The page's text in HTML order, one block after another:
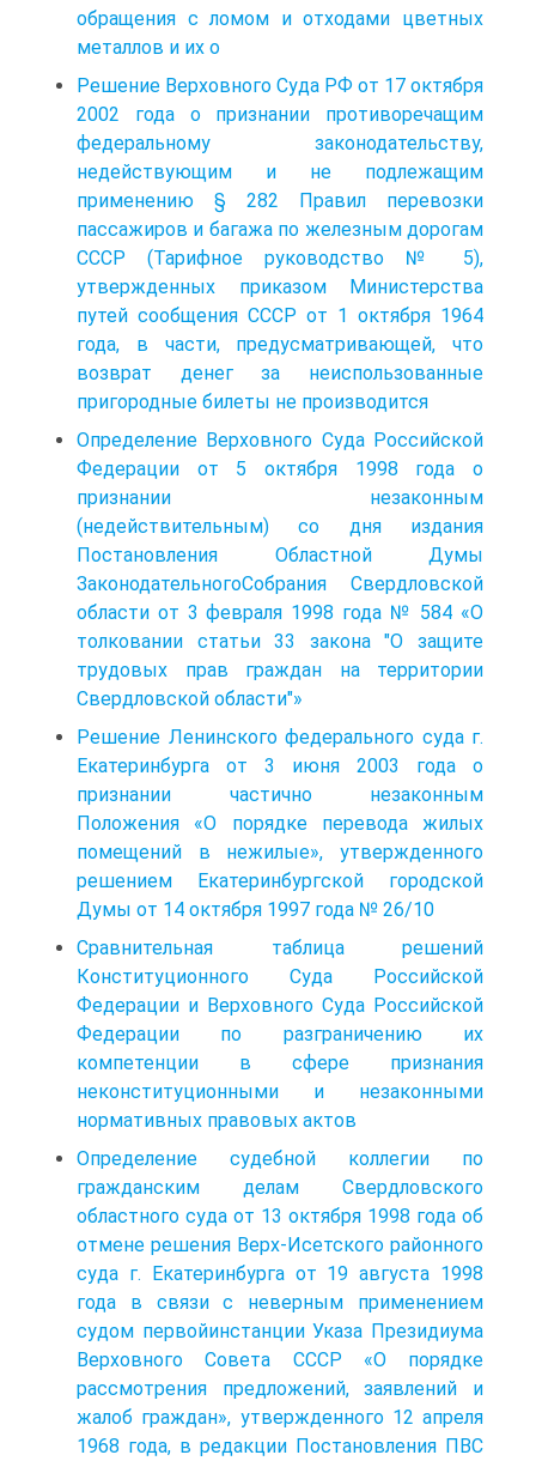
обращения с ломом и отходами цветных
металлов и их о
Решение Верховного Суда РФ от 17 октября
2002 года о признании противоречащим
федеральному законодательству,
недействующим и не подлежащим
применению § 282 Правил перевозки
пассажиров и багажа по железным дорогам
СССР (Тарифное руководство № 5),
утвержденных приказом Министерства
путей сообщения СССР от 1 октября 1964
года, в части, предусматривающей, что
возврат денег за неиспользованные
пригородные билеты не производится
Определение Верховного Суда Российской
Федерации от 5 октября 1998 года о
признании незаконным
(недействительным) со дня издания
Постановления Областной Думы
ЗаконодательногоСобрания Свердловской
области от 3 февраля 1998 года № 584 «О
толковании статьи 33 закона "О защите
трудовых прав граждан на территории
Свердловской области"»
Решение Ленинского федерального суда г.
Екатеринбурга от 3 июня 2003 года о
признании частично незаконным
Положения «О порядке перевода жилых
помещений в нежилые», утвержденного
решением Екатеринбургской городской
Думы от 14 октября 1997 года № 26/10
Сравнительная таблица решений
Конституционного Суда Российской
Федерации и Верховного Суда Российской
Федерации по разграничению их
компетенции в сфере признания
неконституционными и незаконными
нормативных правовых актов
Определение судебной коллегии по
гражданским делам Свердловского
областного суда от 13 октября 1998 года об
отмене решения Верх-Исетского районного
суда г. Екатеринбурга от 19 августа 1998
года в связи с неверным применением
судом первойинстанции Указа Президиума
Верховного Совета СССР «О порядке
рассмотрения предложений, заявлений и
жалоб граждан», утвержденного 12 апреля
1968 года, в редакции Постановления ПВС